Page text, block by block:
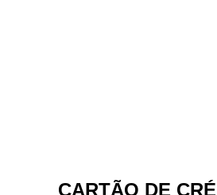
CARTÃO DE